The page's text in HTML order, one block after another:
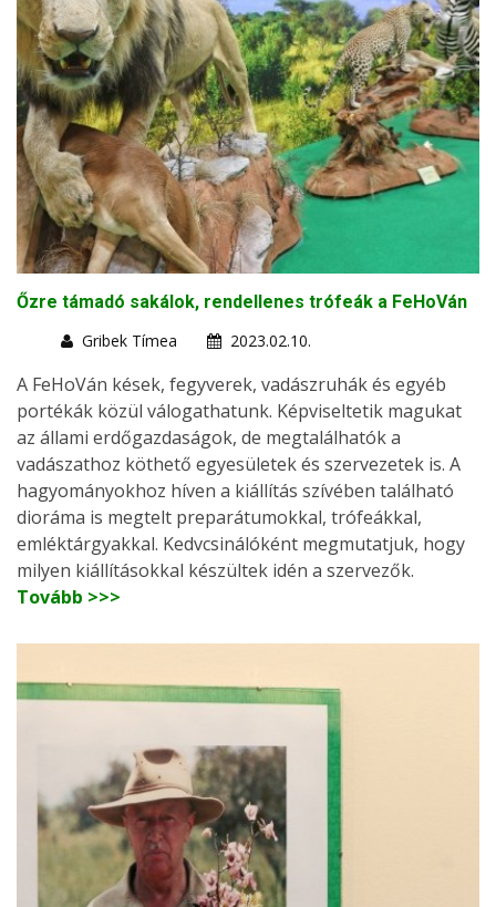
Őzre támadó sakálok, rendellenes trófeák a FeHoVán
Gribek Tímea
2023.02.10.
A FeHoVán kések, fegyverek, vadászruhák és egyéb
portékák közül válogathatunk. Képviseltetik magukat
az állami erdőgazdaságok, de megtalálhatók a
vadászathoz köthető egyesületek és szervezetek is. A
hagyományokhoz híven a kiállítás szívében található
dioráma is megtelt preparátumokkal, trófeákkal,
emléktárgyakkal. Kedvcsinálóként megmutatjuk, hogy
milyen kiállításokkal készültek idén a szervezők.
Tovább >>>